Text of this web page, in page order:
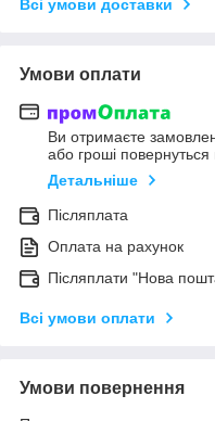
Всі умови доставки
Умови оплати
Ви отримаєте
або гроші
Детальніше
Післяплата
Оплата на рахунок
Післяплати "Нова
Всі умови оплати
Умови повернення